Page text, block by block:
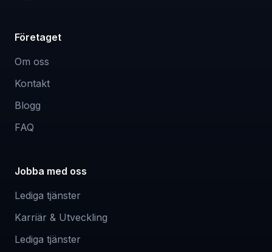
Företaget
Om oss
Kontakt
Blogg
FAQ
Jobba med oss
Lediga tjänster
Karriär & Utveckling
Lediga tjänster